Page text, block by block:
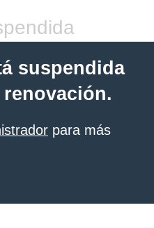
suspendida
para más